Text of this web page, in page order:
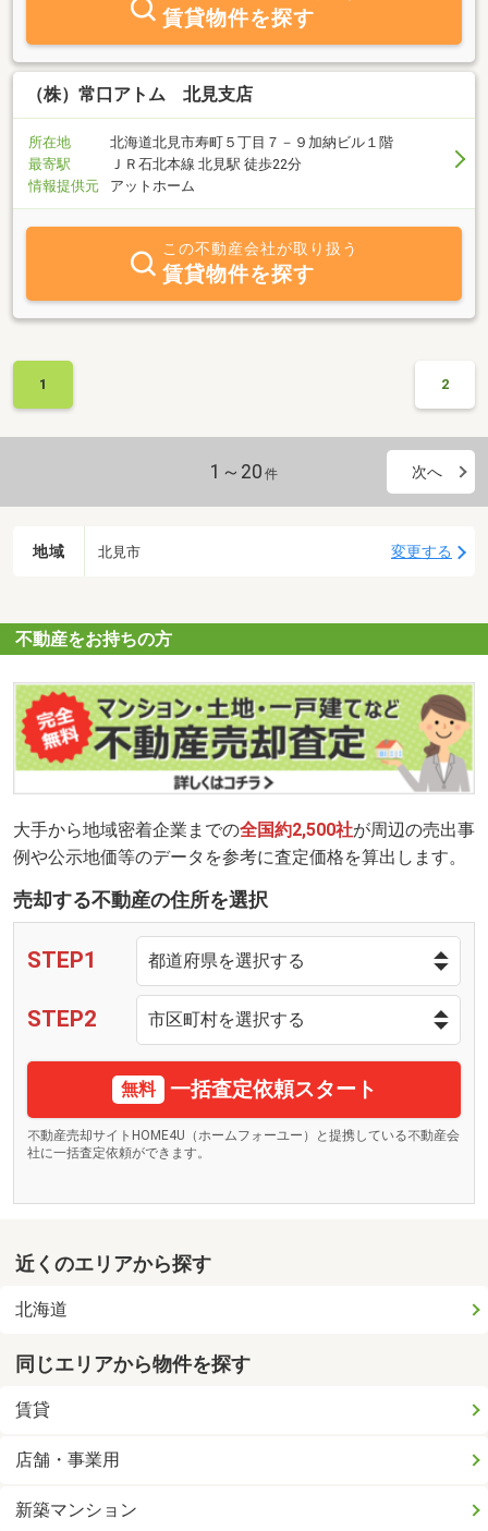
賃貸物件を探す
（株）常口アトム 北見支店
所在地
北海道北見市寿町５丁目７－９加納ビル１階
最寄駅
ＪＲ石北本線 北見駅 徒歩22分
情報提供元
アットホーム
この不動産会社が取り扱う
賃貸物件を探す
1 2
1～20 件 次へ
地域 北見市 変更する
不動産をお持ちの方
大手から地域密着企業までの全国約2,500社が周辺の売出事
例や公示地価等のデータを参考に査定価格を算出します。
売却する不動産の住所を選択
STEP1
STEP2
無料 一括査定依頼スタート
不動産売却サイトHOME4U（ホームフォーユー）と提携している不動産会
社に一括査定依頼ができます。
近くのエリアから探す
北海道
同じエリアから物件を探す
賃貸
店舗・事業用
新築マンション